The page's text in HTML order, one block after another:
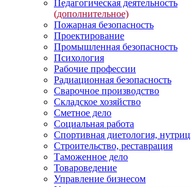
Педагогическая деятельность
(дополнительное)
Пожарная безопасность
Проектирование
Промышленная безопасность
Психология
Рабочие профессии
Радиационная безопасность
Сварочное производство
Складское хозяйство
Сметное дело
Социальная работа
Спортивная диетология,
Строительство, реставрация
Таможенное дело
Товароведение
Управление бизнесом